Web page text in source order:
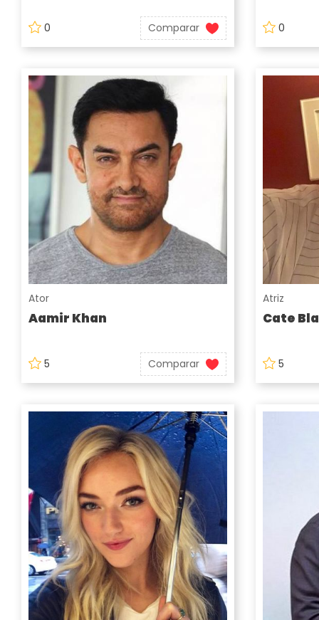
0 Comparar 0
Ator
Aamir Khan
5 Comparar
Atriz
Cate
5